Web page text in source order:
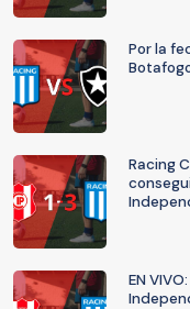
Por la
Racing
EN